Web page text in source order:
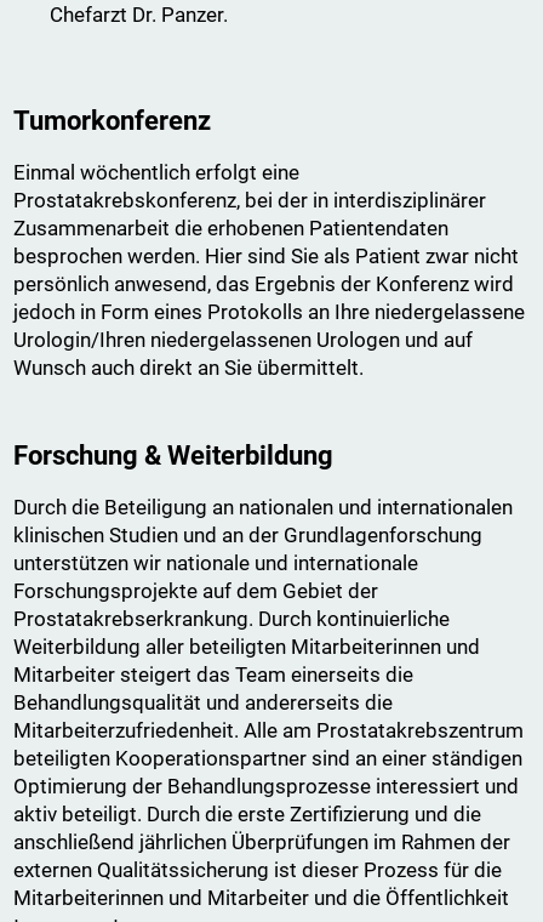
Chefarzt Dr. Panzer.
Tumorkonferenz
Einmal wöchentlich erfolgt eine
Prostatakrebskonferenz, bei der in interdisziplinärer
Zusammenarbeit die erhobenen Patientendaten
besprochen werden. Hier sind Sie als Patient zwar nicht
persönlich anwesend, das Ergebnis der Konferenz wird
jedoch in Form eines Protokolls an Ihre niedergelassene
Urologin/Ihren niedergelassenen Urologen und auf
Wunsch auch direkt an Sie übermittelt.
Forschung & Weiterbildung
Durch die Beteiligung an nationalen und internationalen
klinischen Studien und an der Grundlagenforschung
unterstützen wir nationale und internationale
Forschungsprojekte auf dem Gebiet der
Prostatakrebserkrankung. Durch kontinuierliche
Weiterbildung aller beteiligten Mitarbeiterinnen und
Mitarbeiter steigert das Team einerseits die
Behandlungsqualität und andererseits die
Mitarbeiterzufriedenheit. Alle am Prostatakrebszentrum
beteiligten Kooperationspartner sind an einer ständigen
Optimierung der Behandlungsprozesse interessiert und
aktiv beteiligt. Durch die erste Zertifizierung und die
anschließend jährlichen Überprüfungen im Rahmen der
externen Qualitätssicherung ist dieser Prozess für die
Mitarbeiterinnen und Mitarbeiter und die Öffentlichkeit